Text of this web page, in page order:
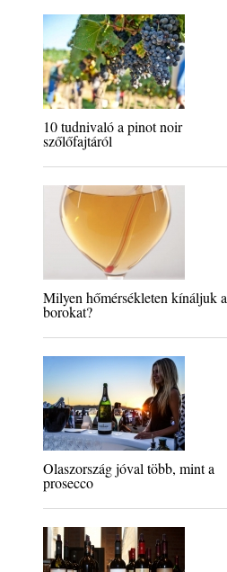
10 tudnivaló a pinot noir
szőlőfajtáról
Milyen hőmérsékleten kínáljuk a
borokat?
Olaszország jóval több, mint a
prosecco